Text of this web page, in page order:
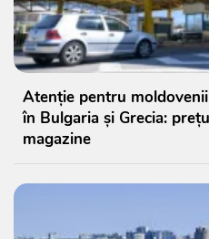
Atenție pentru
în Bulgaria și Grecia:
magazine